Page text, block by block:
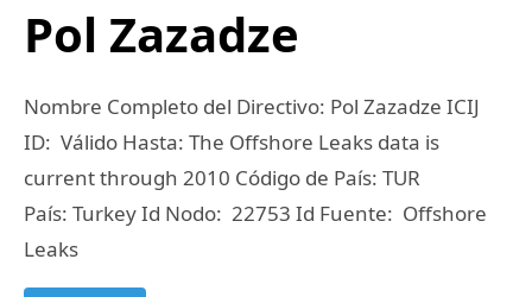
Pol Zazadze
Nombre Completo del Directivo: Pol Zazadze ICIJ
ID: Válido Hasta: The Offshore Leaks data is
current through 2010 Código de País: TUR
País: Turkey Id Nodo: 22753 Id Fuente: Offshore
Leaks